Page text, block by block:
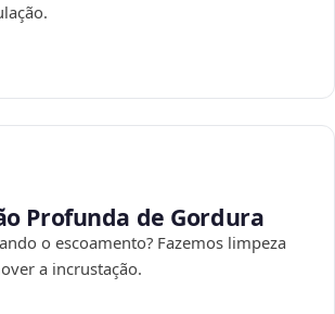
Profunda de Gordura
o escoamento? Fazemos limpeza
a incrustação.